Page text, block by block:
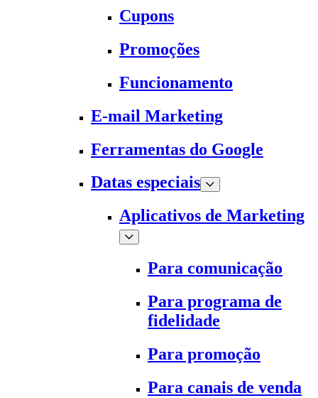
Cupons
Promoções
Funcionamento
E-mail Marketing
Ferramentas do Google
Datas especiais
Aplicativos de Marketing
Para comunicação
Para programa de
fidelidade
Para promoção
Para canais de venda